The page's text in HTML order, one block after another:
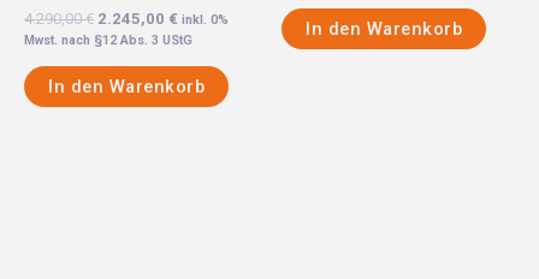
4.290,00€ 2.245,00 € inkl. 0%
Mwst. nach §12 Abs. 3 UStG
In den Warenkorb
In den Warenkorb